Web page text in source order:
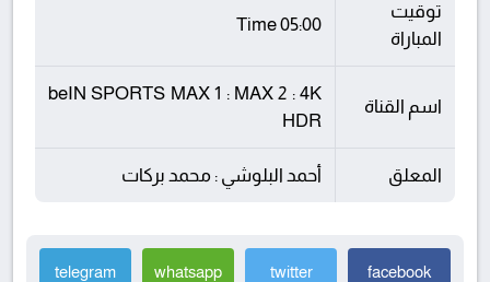
توقيت
المباراة
05:00 Time
اسم القناة
beIN SPORTS MAX 1 : MAX 2 : 4K
HDR
المعلق أحمد البلوشي : محمد بركات
facebook
twitter
whatsapp
telegram